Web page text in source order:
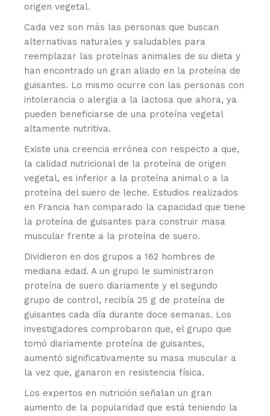
origen vegetal.
Cada vez son más las personas que buscan
alternativas naturales y saludables para
reemplazar las proteínas animales de su dieta y
han encontrado un gran aliado en la proteína de
guisantes. Lo mismo ocurre con las personas con
intolerancia o alergia a la lactosa que ahora, ya
pueden beneficiarse de una proteína vegetal
altamente nutritiva.
Existe una creencia errónea con respecto a que,
la calidad nutricional de la proteína de origen
vegetal, es inferior a la proteína animal o a la
proteína del suero de leche. Estudios realizados
en Francia han comparado la capacidad que tiene
la proteína de guisantes para construir masa
muscular frente a la proteína de suero.
Dividieron en dos grupos a 162 hombres de
mediana edad. A un grupo le suministraron
proteína de suero diariamente y el segundo
grupo de control, recibía 25 g de proteína de
guisantes cada día durante doce semanas. Los
investigadores comprobaron que, el grupo que
tomó diariamente proteína de guisantes,
aumentó significativamente su masa muscular a
la vez que, ganaron en resistencia física.
Los expertos en nutrición señalan un gran
aumento de la popularidad que está teniendo la